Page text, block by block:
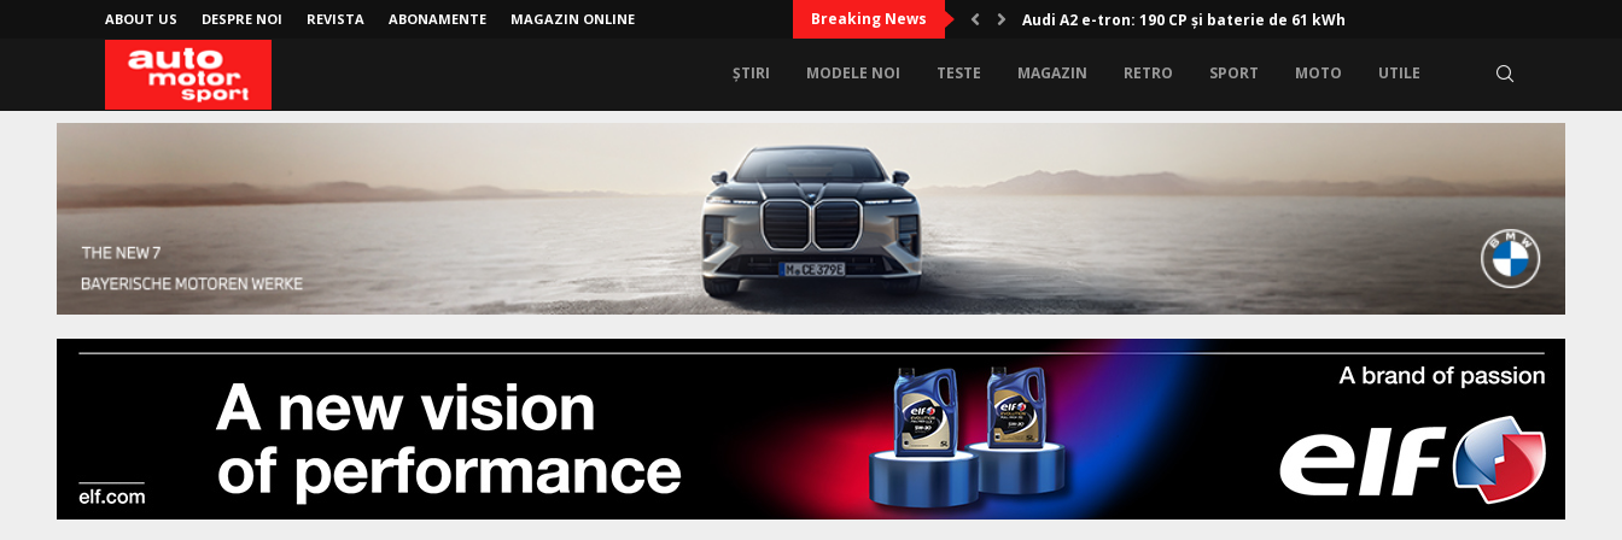
ABOUT US DESPRE NOI REVISTA ABONAMENTE MAGAZIN ONLINE Breaking News Audi A2 e-tron: 190 CP și baterie de 61 kWh
ȘTIRI MODELE NOI TESTE MAGAZIN RETRO SPORT MOTO UTILE